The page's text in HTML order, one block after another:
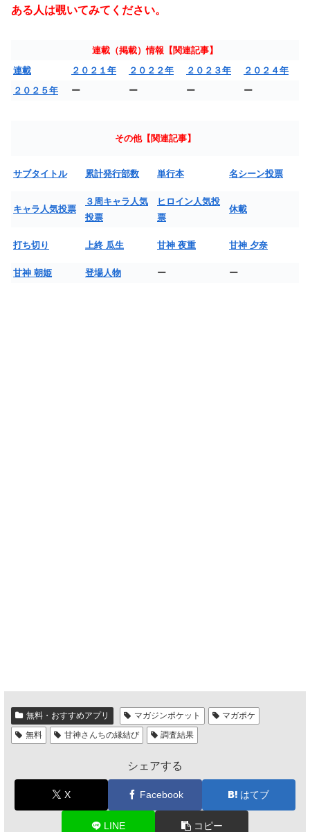
ある人は覗いてみてください。
連載（掲載）情報【関連記事】
連載
２０２１年 ２０２２年 ２０２３年
２０２４年
２０２５年
ー ー ー ー
その他【関連記事】
サブタイトル 累計発行部数 単行本 名シーン投票
キャラ人気投票
３周キャラ人気
投票
ヒロイン人気投
票
休載
打ち切り 上終 瓜生 甘神 夜重 甘神 夕奈
甘神 朝姫 登場人物 ー ー
無料・おすすめアプリ マガジンポケット
マガポケ
無料
甘神さんちの縁結び 調査結果
シェアする
X Facebook はてブ
LINE コピー